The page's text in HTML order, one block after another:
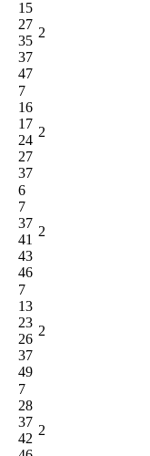
15
27
35
37
47
2
7
16
17
24
27
37
2
6
7
37
41
43
46
2
7
13
23
26
37
49
2
7
28
37
42
2